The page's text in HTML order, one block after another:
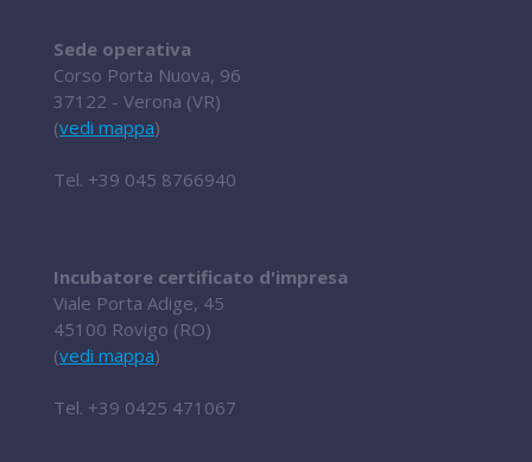
Sede operativa
Corso Porta Nuova, 96
37122 - Verona (VR)
(vedi mappa)
Tel. +39 045 8766940
Incubatore certificato d'impresa
Viale Porta Adige, 45
45100 Rovigo (RO)
(vedi mappa)
Tel. +39 0425 471067